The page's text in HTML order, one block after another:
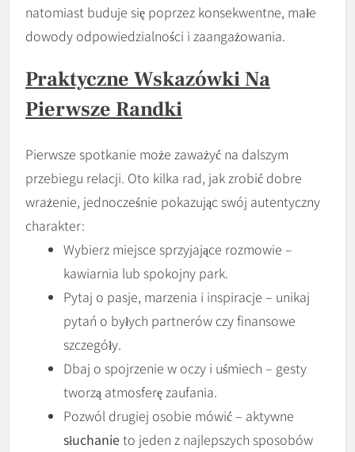
natomiast buduje się poprzez konsekwentne, małe
dowody odpowiedzialności i zaangażowania.
Praktyczne Wskazówki Na
Pierwsze Randki
Pierwsze spotkanie może zaważyć na dalszym
przebiegu relacji. Oto kilka rad, jak zrobić dobre
wrażenie, jednocześnie pokazując swój autentyczny
charakter:
Wybierz miejsce sprzyjające rozmowie –
kawiarnia lub spokojny park.
Pytaj o pasje, marzenia i inspiracje – unikaj
pytań o byłych partnerów czy finansowe
szczegóły.
Dbaj o spojrzenie w oczy i uśmiech – gesty
tworzą atmosferę zaufania.
Pozwól drugiej osobie mówić – aktywne
słuchanieto jeden z najlepszych sposobów